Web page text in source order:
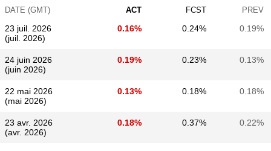
DATE (GMT) ACT FCST PREV
23 juil. 2026
(juil. 2026)
0.16% 0.24% 0.19%
24 juin 2026
(juin 2026)
0.19% 0.23% 0.13%
22 mai 2026
(mai 2026)
0.13% 0.18% 0.18%
23 avr. 2026
(avr. 2026)
0.18% 0.37% 0.22%